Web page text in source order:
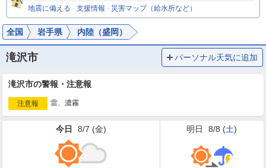
地震に備える - 支援情報 - 災害マップ（給水所など）
全国 岩手県 内陸（盛岡）
滝沢市 パーソナル天気に追加
滝沢市の警報・注意報
注意報 雷、濃霧
今日 8/7 (金) 明日 8/8 (土)